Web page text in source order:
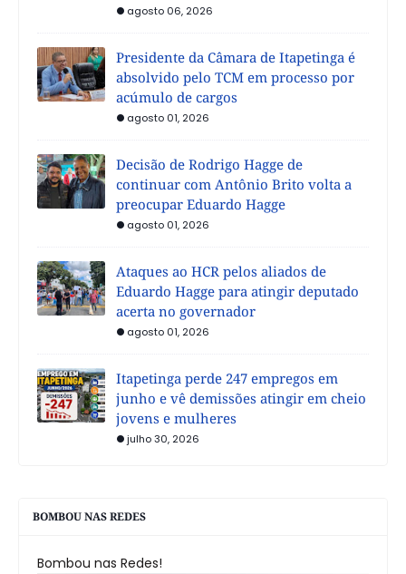
agosto 06, 2026
Presidente da Câmara de Itapetinga é
absolvido pelo TCM em processo por
acúmulo de cargos
agosto 01, 2026
Decisão de Rodrigo Hagge de
continuar com Antônio Brito volta a
preocupar Eduardo Hagge
agosto 01, 2026
Ataques ao HCR pelos aliados de
Eduardo Hagge para atingir deputado
acerta no governador
agosto 01, 2026
Itapetinga perde 247 empregos em
junho e vê demissões atingir em cheio
jovens e mulheres
julho 30, 2026
BOMBOU NAS REDES
Bombou nas Redes!